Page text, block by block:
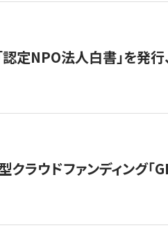
定NPO法人白書」を発
クラウドファンディング